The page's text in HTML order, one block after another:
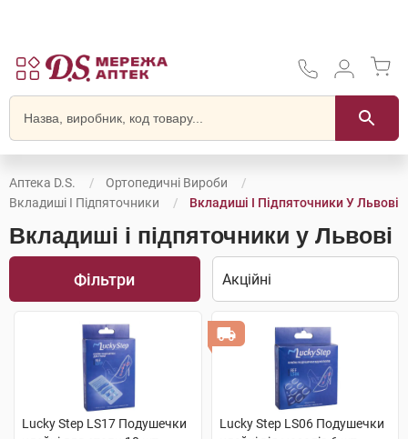
Аптека D.S.
Ортопедичні Вироби
Вкладиші І Підпяточники
Вкладиші І Підпяточники У Львові
Вкладиші і підпяточники у Львові
Фільтри
Lucky Step LS17 Подушечки
Lucky Step LS06 Подушечки